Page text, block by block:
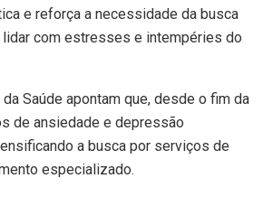
e reforça a necessidade da busca
com estresses e intempéries do
Saúde apontam que, desde o fim da
de ansiedade e depressão
a busca por serviços de
especializado.